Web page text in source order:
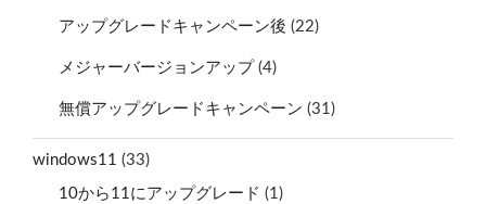
アップグレードキャンペーン後 (22)
メジャーバージョンアップ (4)
無償アップグレードキャンペーン (31)
windows11 (33)
10から11にアップグレード (1)